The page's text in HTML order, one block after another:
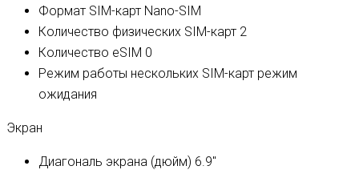
Формат SIM-карт Nano-SIM
Количество физических SIM-карт 2
Количество eSIM 0
Режим работы нескольких SIM-карт режим
ожидания
Экран
Диагональ экрана (дюйм) 6.9″